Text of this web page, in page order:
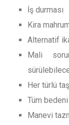
İş durması
Kira
Alternatif
Mali
Her türlü
Tüm
Manevi